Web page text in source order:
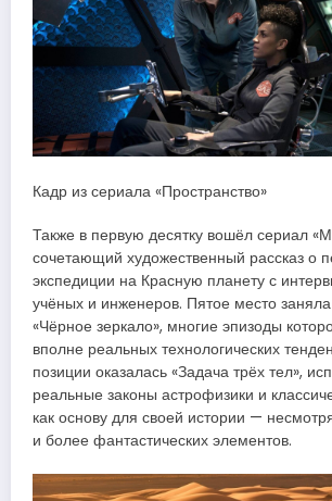
Кадр из сериала «Пространство»
Также в первую десятку вошёл сериал
сочетающий художественный рассказ о
экспедиции на Красную планету с
учёных и инженеров. Пятое место заняла
«Чёрное зеркало», многие эпизоды
вполне реальных технологических
позиции оказалась «Задача трёх тел»,
реальные законы астрофизики и
как основу для своей истории —
и более фантастических элементов.